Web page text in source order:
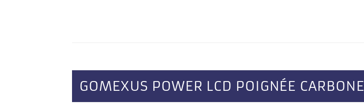
GOMEXUS POWER LCD POIGNÉE CARBONE